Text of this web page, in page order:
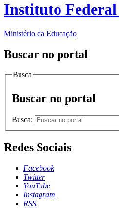
Instituto
Ministério da Educação
Buscar no portal
Busca
Buscar no portal
Busca:
Redes Sociais
Facebook
Twitter
YouTube
Instagram
RSS